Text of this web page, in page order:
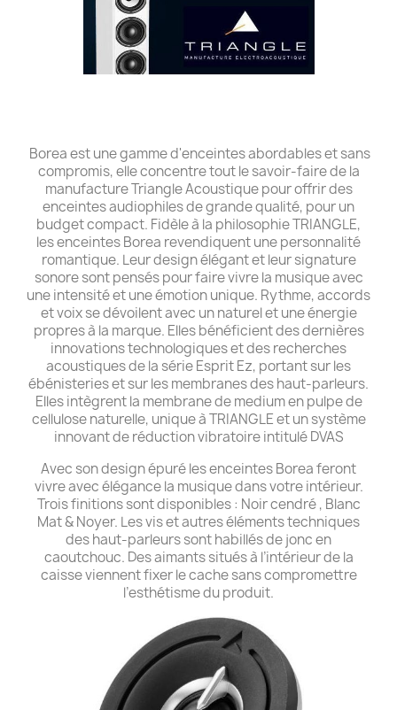
Borea est une gamme d'enceintes abordables et sans
compromis, elle concentre tout le savoir-faire de la
manufacture Triangle Acoustique pour offrir des
enceintes audiophiles de grande qualité, pour un
budget compact. Fidèle à la philosophie TRIANGLE,
les enceintes Borea revendiquent une personnalité
romantique. Leur design élégant et leur signature
sonore sont pensés pour faire vivre la musique avec
une intensité et une émotion unique. Rythme, accords
et voix se dévoilent avec un naturel et une énergie
propres à la marque. Elles bénéficient des dernières
innovations technologiques et des recherches
acoustiques de la série Esprit Ez, portant sur les
ébénisteries et sur les membranes des haut-parleurs.
Elles intègrent la membrane de medium en pulpe de
cellulose naturelle, unique à TRIANGLE et un système
innovant de réduction vibratoire intitulé DVAS
Avec son design épuré les enceintes Borea feront
vivre avec élégance la musique dans votre intérieur.
Trois finitions sont disponibles : Noir cendré , Blanc
Mat & Noyer. Les vis et autres éléments techniques
des haut-parleurs sont habillés de jonc en
caoutchouc. Des aimants situés à l’intérieur de la
caisse viennent fixer le cache sans compromettre
l’esthétisme du produit.